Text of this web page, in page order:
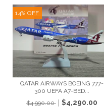
14% OFF
QATAR AIRWAYS BOEING 777-
300 UEFA A7-BED...
$4,990.00
$4,290.00